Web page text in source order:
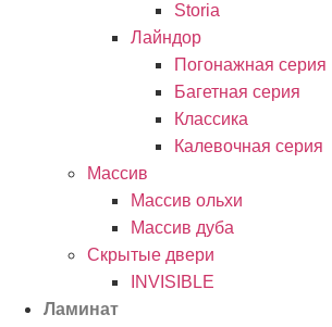
Storia
Лайндор
Погонажная серия
Багетная серия
Классика
Калевочная серия
Массив
Массив ольхи
Массив дуба
Скрытые двери
INVISIBLE
Ламинат